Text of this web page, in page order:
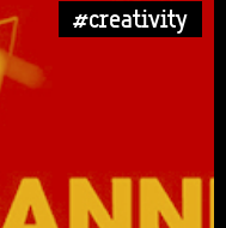
#creativity